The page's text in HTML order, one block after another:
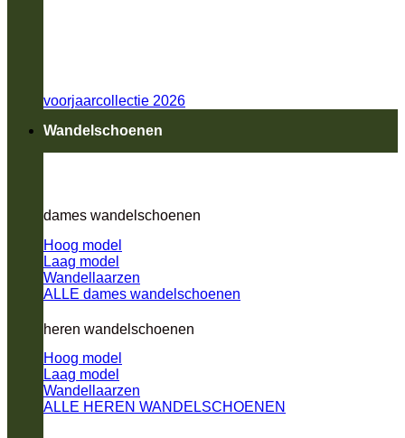
voorjaarcollectie 2026
Wandelschoenen
dames wandelschoenen
Hoog model
Laag model
Wandellaarzen
ALLE dames wandelschoenen
heren wandelschoenen
Hoog model
Laag model
Wandellaarzen
ALLE HEREN WANDELSCHOENEN